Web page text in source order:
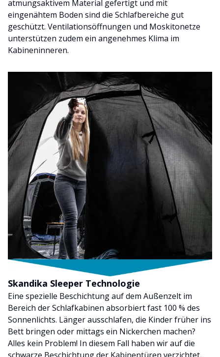
atmungsaktivem Material gefertigt und mit
eingenähtem Boden sind die Schlafbereiche gut
geschützt. Ventilationsöffnungen und Moskitonetze
unterstützen zudem ein angenehmes Klima im
Kabineninneren.
Skandika Sleeper Technologie
Eine spezielle Beschichtung auf dem Außenzelt im
Bereich der Schlafkabinen absorbiert fast 100 % des
Sonnenlichts. Länger ausschlafen, die Kinder früher ins
Bett bringen oder mittags ein Nickerchen machen?
Alles kein Problem! In diesem Fall haben wir auf die